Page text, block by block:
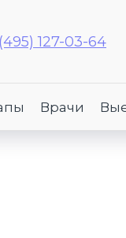
127-03-64
Врачи